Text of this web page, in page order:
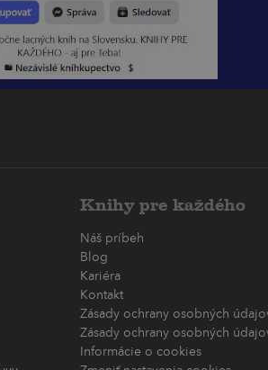
Knihy pre každého
Náš príbeh
Blog
Kariéra
Kontakt
Zásady ochrany osobných
Zásady ochrany osobných
Informácie o cookies